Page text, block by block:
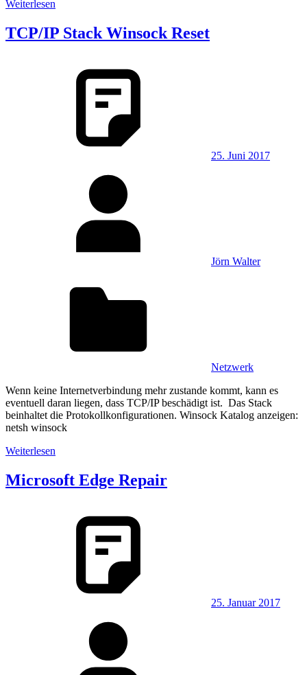
Weiterlesen
TCP/IP Stack Winsock Reset
25. Juni 2017
Jörn Walter
Netzwerk
Wenn keine Internetverbindung mehr zustande kommt, kann es
eventuell daran liegen, dass TCP/IP beschädigt ist. Das Stack
beinhaltet die Protokollkonfigurationen. Winsock Katalog anzeigen:
netsh winsock
Weiterlesen
Microsoft Edge Repair
25. Januar 2017